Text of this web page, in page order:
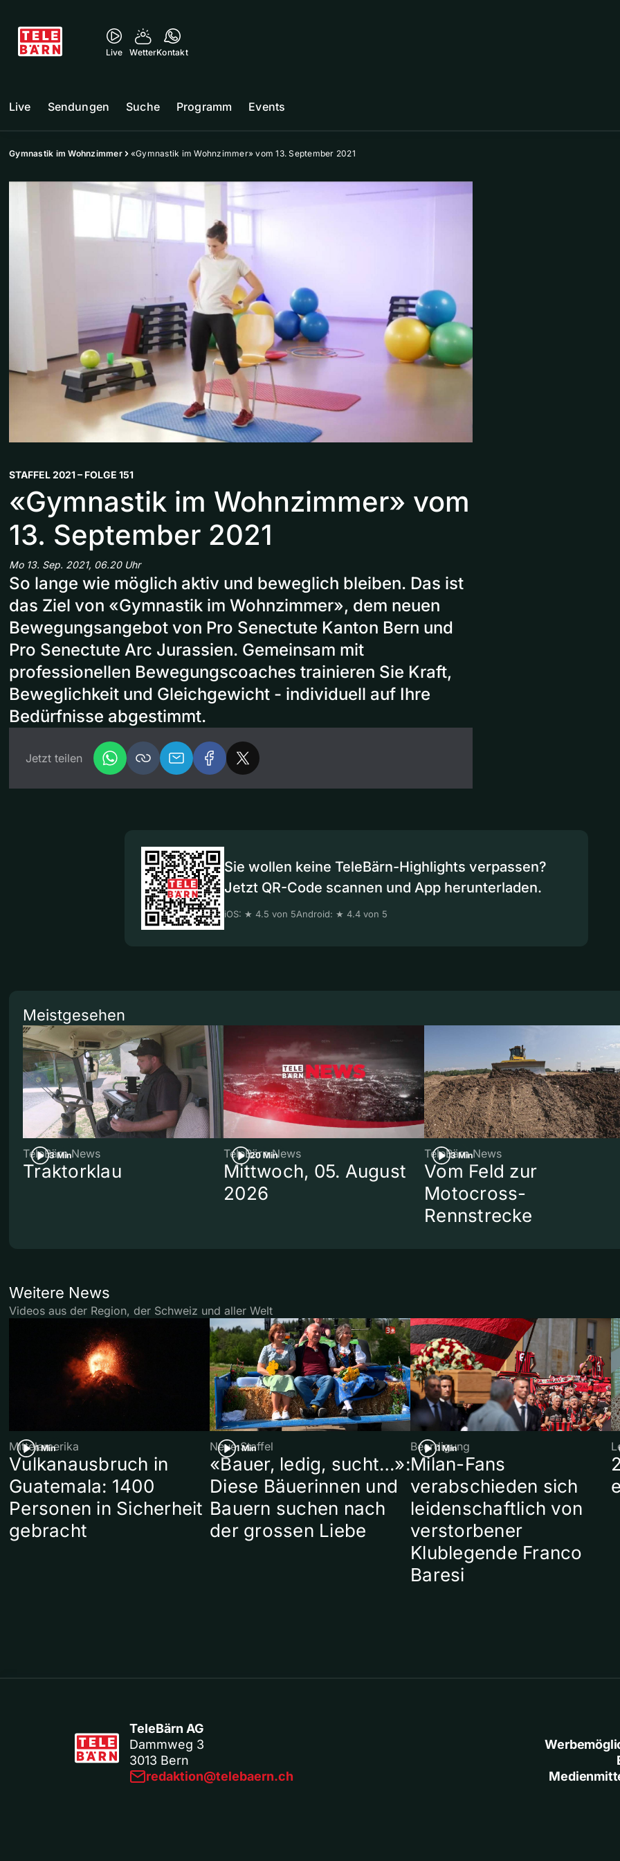
Live WetterKontakt
Live Sendungen Suche Programm Events
Gymnastik im Wohnzimmer «Gymnastik im Wohnzimmer» vom 13. September 2021
STAFFEL 2021 – FOLGE 151
«Gymnastik im Wohnzimmer» vom
13. September 2021
Mo 13. Sep. 2021, 06.20 Uhr
So lange wie möglich aktiv und beweglich bleiben. Das ist
das Ziel von «Gymnastik im Wohnzimmer», dem neuen
Bewegungsangebot von Pro Senectute Kanton Bern und
Pro Senectute Arc Jurassien. Gemeinsam mit
professionellen Bewegungscoaches trainieren Sie Kraft,
Beweglichkeit und Gleichgewicht - individuell auf Ihre
Bedürfnisse abgestimmt.
Jetzt teilen
Sie wollen keine TeleBärn-Highlights verpassen?
Jetzt QR-Code scannen und App herunterladen.
iOS: ★ 4.5 von 5Android: ★ 4.4 von 5
Meistgesehen
3 Min
TeleBärn News
Traktorklau
20 Min
TeleBärn News
Mittwoch, 05. August
2026
3 Min
TeleBärn News
Vom Feld zur
Motocross-
Rennstrecke
Weitere News
Videos aus der Region, der Schweiz und aller Welt
1 Min
Mittelamerika
Vulkanausbruch in
Guatemala: 1400
Personen in Sicherheit
gebracht
1 Min
Neue Staffel
«Bauer, ledig, sucht…»:
Diese Bäuerinnen und
Bauern suchen nach
der grossen Liebe
1 Min
Beerdigung
Milan-Fans
verabschieden sich
leidenschaftlich von
verstorbener
Klublegende Franco
Baresi
TeleBärn AG
Dammweg 3
3013 Bern
redaktion@telebaern.ch